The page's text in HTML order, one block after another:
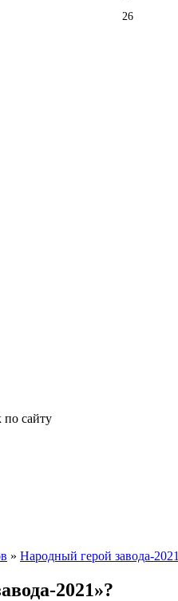
26
сайту
» Народный герой завода-2021
2021»?